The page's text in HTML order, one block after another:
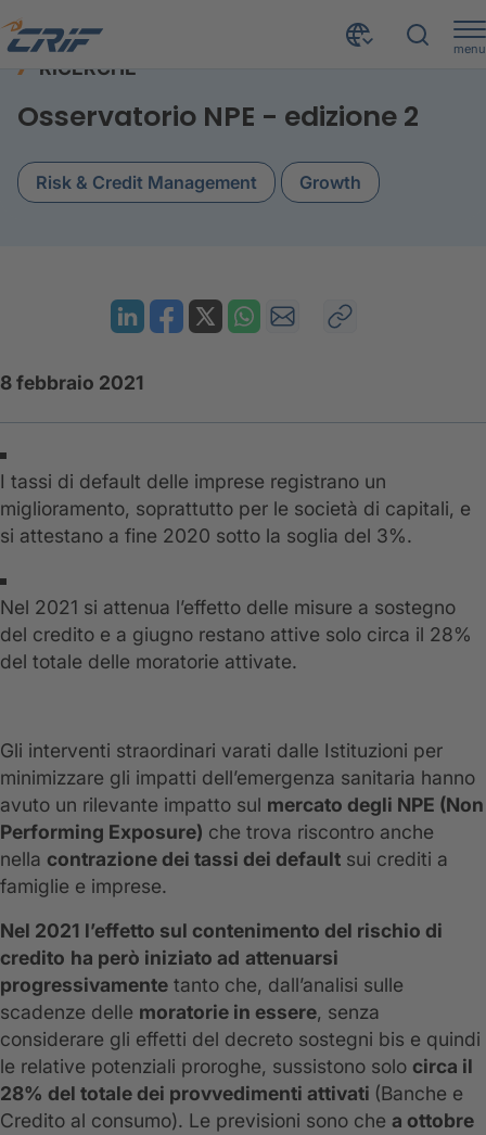
menu
Home Risorse
RICERCHE
Osservatorio NPE - edizione 2
Risk & Credit Management Growth
8 febbraio 2021
I tassi di default delle imprese registrano un
miglioramento, soprattutto per le società di capitali, e
si attestano a fine 2020 sotto la soglia del 3%.
Nel 2021 si attenua l’effetto delle misure a sostegno
del credito e a giugno restano attive solo circa il 28%
del totale delle moratorie attivate.
Gli interventi straordinari varati dalle Istituzioni per
minimizzare gli impatti dell’emergenza sanitaria hanno
avuto un rilevante impatto sul mercato degli NPE (Non
Performing Exposure) che trova riscontro anche
nella contrazione dei tassi dei default sui crediti a
famiglie e imprese.
Nel 2021 l’effetto sul contenimento del rischio di
credito ha però iniziato ad attenuarsi
progressivamente tanto che, dall’analisi sulle
scadenze delle moratorie in essere, senza
considerare gli effetti del decreto sostegni bis e quindi
le relative potenziali proroghe, sussistono solo circa il
28% del totale dei provvedimenti attivati (Banche e
Credito al consumo). Le previsioni sono che a ottobre